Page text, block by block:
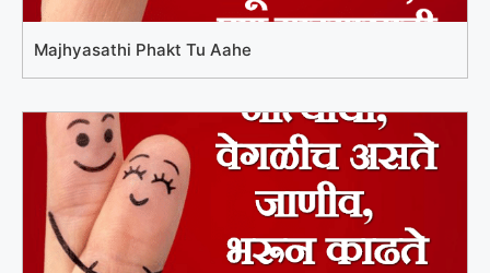
Majhyasathi Phakt Tu Aahe